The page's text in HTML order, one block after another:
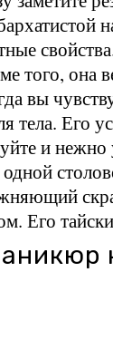
того, она
вы
тела. Его
и
Его